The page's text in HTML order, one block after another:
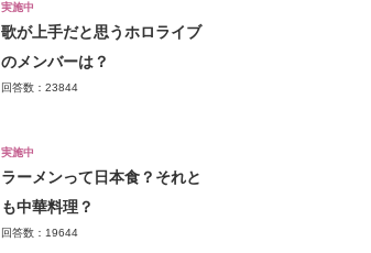
実施中
歌が上手だと思うホロライブ
のメンバーは？
回答数：23844
実施中
ラーメンって日本食？それと
も中華料理？
回答数：19644